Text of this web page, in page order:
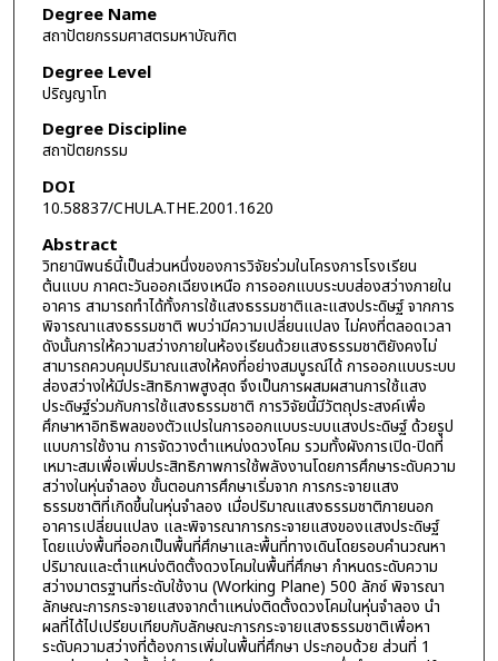
Degree Name
สถาปัตยกรรมศาสตรมหาบัณฑิต
Degree Level
ปริญญาโท
Degree Discipline
สถาปัตยกรรม
DOI
10.58837/CHULA.THE.2001.1620
Abstract
วิทยานิพนธ์นี้เป็นส่วนหนึ่งของการวิจัยร่วมในโครงการโรงเรียน
ต้นแบบ ภาคตะวันออกเฉียงเหนือ การออกแบบระบบส่องสว่างภายใน
อาคาร สามารถทำได้ทั้งการใช้แสงธรรมชาติและแสงประดิษฐ์ จากการ
พิจารณาแสงธรรมชาติ พบว่ามีความเปลี่ยนแปลง ไม่คงที่ตลอดเวลา
ดังนั้นการให้ความสว่างภายในห้องเรียนด้วยแสงธรรมชาติยังคงไม่
สามารถควบคุมปริมาณแสงให้คงที่อย่างสมบูรณ์ได้ การออกแบบระบบ
ส่องสว่างให้มีประสิทธิภาพสูงสุด จึงเป็นการผสมผสานการใช้แสง
ประดิษฐ์ร่วมกับการใช้แสงธรรมชาติ การวิจัยนี้มีวัตถุประสงค์เพื่อ
ศึกษาหาอิทธิพลของตัวแปรในการออกแบบระบบแสงประดิษฐ์ ด้วยรูป
แบบการใช้งาน การจัดวางตำแหน่งดวงโคม รวมทั้งผังการเปิด-ปิดที่
เหมาะสมเพื่อเพิ่มประสิทธิภาพการใช้พลังงานโดยการศึกษาระดับความ
สว่างในหุ่นจำลอง ขั้นตอนการศึกษาเริ่มจาก การกระจายแสง
ธรรมชาติที่เกิดขึ้นในหุ่นจำลอง เมื่อปริมาณแสงธรรมชาติภายนอก
อาคารเปลี่ยนแปลง และพิจารณาการกระจายแสงของแสงประดิษฐ์
โดยแบ่งพื้นที่ออกเป็นพื้นที่ศึกษาและพื้นที่ทางเดินโดยรอบคำนวณหา
ปริมาณและตำแหน่งติดตั้งดวงโคมในพื้นที่ศึกษา กำหนดระดับความ
สว่างมาตรฐานที่ระดับใช้งาน (Working Plane) 500 ลักซ์ พิจารณา
ลักษณะการกระจายแสงจากตำแหน่งติดตั้งดวงโคมในหุ่นจำลอง นำ
ผลที่ได้ไปเปรียบเทียบกับลักษณะการกระจายแสงธรรมชาติเพื่อหา
ระดับความสว่างที่ต้องการเพิ่มในพื้นที่ศึกษา ประกอบด้วย ส่วนที่ 1